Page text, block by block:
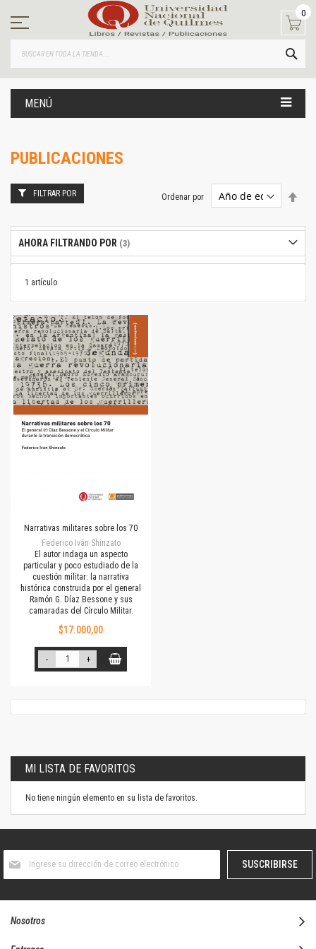
contenido
0
MENÚ
PUBLICACIONES
1 artículo
Ordenar por
Narrativas militares sobre los 70
Federico Iván Shinzato
El autor indaga un aspecto
particular y poco estudiado de la
cuestión militar: la narrativa
histórica construida por el general
Ramón G. Díaz Bessone y sus
camaradas del Círculo Militar.
$17.000,00
- +
FILTRAR POR
AHORA FILTRANDO POR
MI LISTA DE FAVORITOS
No tiene ningún elemento en su lista de favoritos.
boletín
SUSCRIBIRSE
Nosotros